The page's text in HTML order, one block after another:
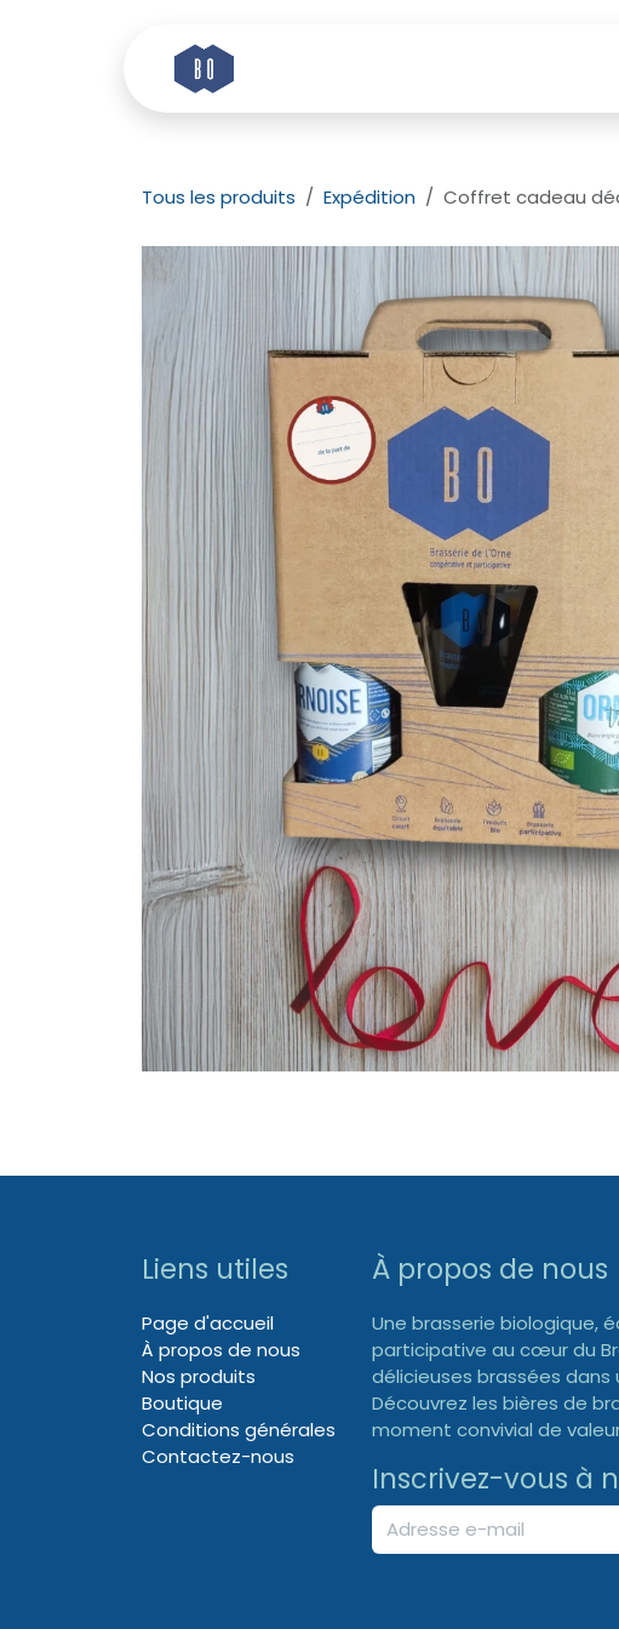
Tous les produits Expédition Coffret cadeau
Liens utiles
Page d'accueil
À propos de nous
Nos produits
Boutique
Conditions générales
Contactez-nous
À propos de nous
Une brasserie biologique,
participative au cœur du
délicieuses brassées
Découvrez les bières de
moment convivial de
Inscrivez-vous à